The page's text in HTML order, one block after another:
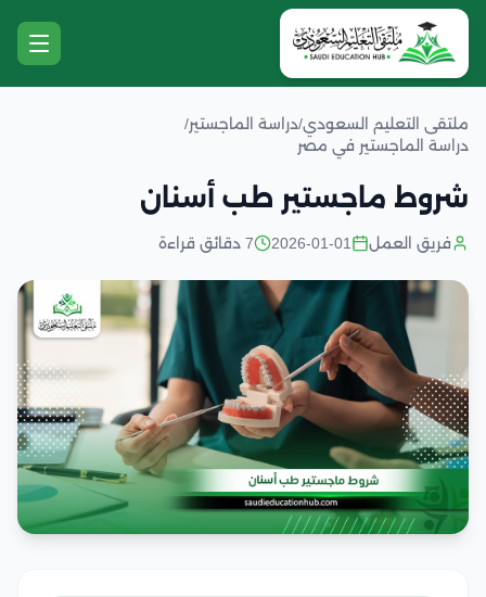
ملتقى التعليم السعودي/دراسة الماجستير/
دراسة الماجستير في مصر
شروط ماجستير طب أسنان
فريق العمل 2026-01-01 7 دقائق قراءة